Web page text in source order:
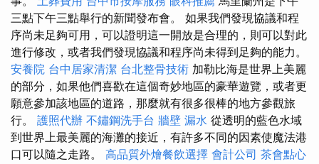
三點下午三點舉行的新聞發布會。 如果我們發現協議和程
序尚未足夠可用，可以證明這一開放是合理的，則可以對此
進行修改，或者我們發現協議和程序尚未得到足夠的能力。
安養院 台中居家清潔 台北整骨技術 加勒比海是世界上美麗
的部分，如果他們喜歡在這個奇妙地區的豪華遊覽，或者更
願意參加該地區的道路，那麼就有很多很棒的地方參觀旅
行。 護照代辦 不鏽鋼洗手台 牆壁 漏水 從透明的藍色水域
到世界上最美麗的海灘的接近，有許多不同的因素使魔法港
口可以隨之走路。 高品質外燴餐飲選擇 會計公司 茶會點心